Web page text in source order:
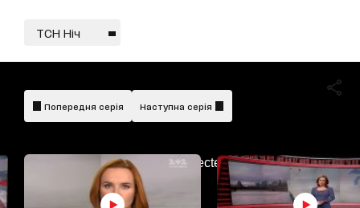
ТСН Ніч
AdBlockDetected!
Попередня серія Наступна серія